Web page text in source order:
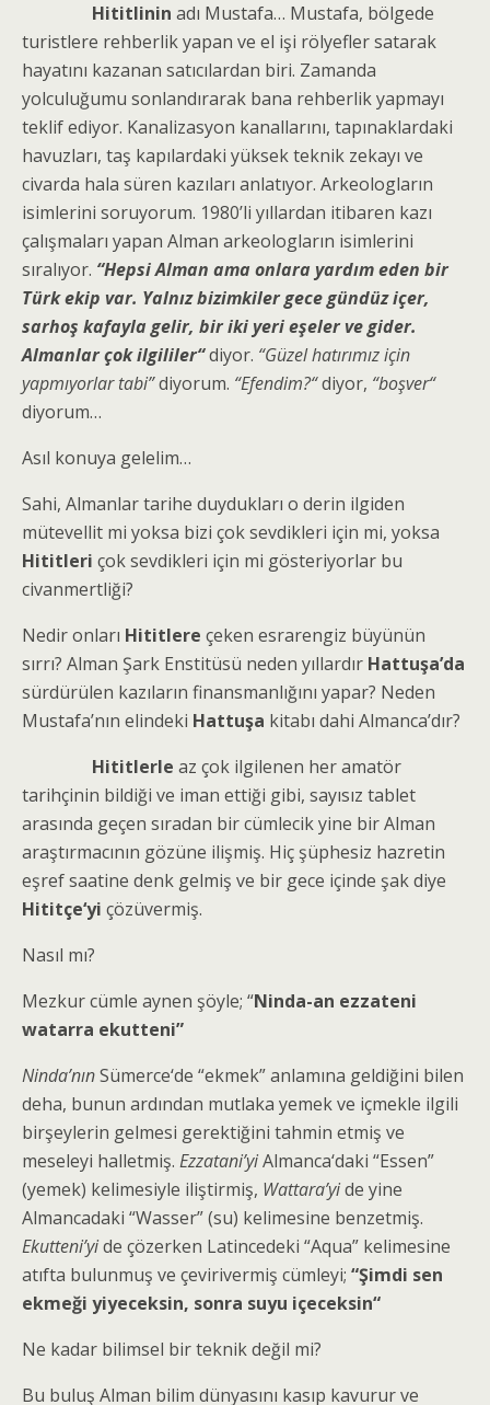
Hititlinin adı Mustafa… Mustafa, bölgede
turistlere rehberlik yapan ve el işi rölyefler satarak
hayatını kazanan satıcılardan biri. Zamanda
yolculuğumu sonlandırarak bana rehberlik yapmayı
teklif ediyor. Kanalizasyon kanallarını, tapınaklardaki
havuzları, taş kapılardaki yüksek teknik zekayı ve
civarda hala süren kazıları anlatıyor. Arkeologların
isimlerini soruyorum. 1980’li yıllardan itibaren kazı
çalışmaları yapan Alman arkeologların isimlerini
sıralıyor. “Hepsi Alman ama onlara yardım eden bir
Türk ekip var. Yalnız bizimkiler gece gündüz içer,
sarhoş kafayla gelir, bir iki yeri eşeler ve gider.
Almanlar çok ilgililer“diyor. “Güzel hatırımız için
yapmıyorlar tabi”diyorum. “Efendim?“diyor, “boşver“
diyorum…
Asıl konuya gelelim…
Sahi, Almanlar tarihe duydukları o derin ilgiden
mütevellit mi yoksa bizi çok sevdikleri için mi, yoksa
Hititleri çok sevdikleri için mi gösteriyorlar bu
civanmertliği?
Nedir onları Hititlere çeken esrarengiz büyünün
sırrı? Alman Şark Enstitüsü neden yıllardır Hattuşa’da
sürdürülen kazıların finansmanlığını yapar? Neden
Mustafa’nın elindeki Hattuşa kitabı dahi Almanca’dır?
Hititlerle az çok ilgilenen her amatör
tarihçinin bildiği ve iman ettiği gibi, sayısız tablet
arasında geçen sıradan bir cümlecik yine bir Alman
araştırmacının gözüne ilişmiş. Hiç şüphesiz hazretin
eşref saatine denk gelmiş ve bir gece içinde şak diye
Hititçe‘yi çözüvermiş.
Nasıl mı?
Mezkur cümle aynen şöyle; “Ninda-an ezzateni
watarra ekutteni”
Ninda’nınSümerce‘de “ekmek” anlamına geldiğini bilen
deha, bunun ardından mutlaka yemek ve içmekle ilgili
birşeylerin gelmesi gerektiğini tahmin etmiş ve
meseleyi halletmiş. Ezzatani’yiAlmanca‘daki “Essen”
(yemek) kelimesiyle iliştirmiş, Wattara’yide yine
Almancadaki “Wasser” (su) kelimesine benzetmiş.
Ekutteni’yide çözerken Latincedeki “Aqua” kelimesine
atıfta bulunmuş ve çevirivermiş cümleyi; “Şimdi sen
ekmeği yiyeceksin, sonra suyu içeceksin“
Ne kadar bilimsel bir teknik değil mi?
Bu buluş Alman bilim dünyasını kasıp kavurur ve